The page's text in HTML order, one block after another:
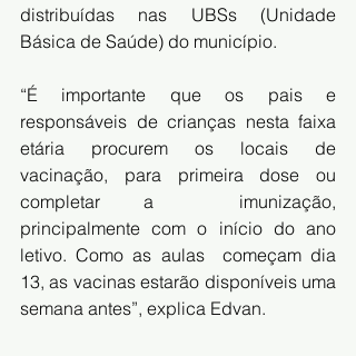
distribuídas nas UBSs (Unidade
Básica de Saúde) do município.
“É importante que os pais e
responsáveis de crianças nesta faixa
etária procurem os locais de
vacinação, para primeira dose ou
completar a  imunização,
principalmente com o início do ano
letivo. Como as aulas  começam dia
13, as vacinas estarão disponíveis uma
semana antes”, explica Edvan.